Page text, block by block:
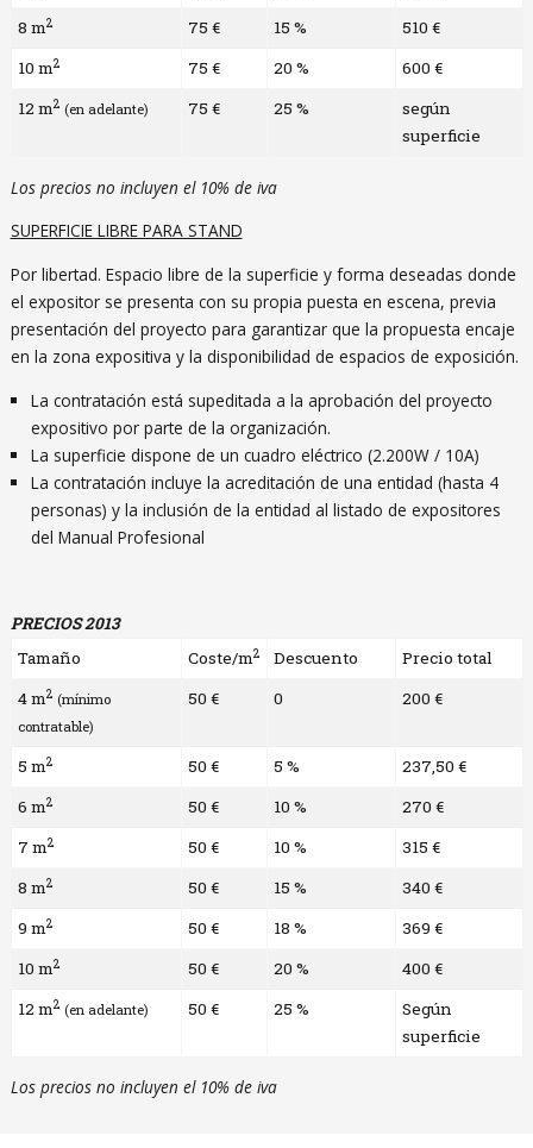
8 m2 75 € 15 %
510 €
10 m2 75 € 20 %
600 €
12 m2 (en adelante) 75 € 25 %
según
superficie
Los precios no incluyen el 10% de iva
SUPERFICIE LIBRE PARA STAND
Por libertad. Espacio libre de la superficie y forma deseadas donde
el expositor se presenta con su propia puesta en escena, previa
presentación del proyecto para garantizar que la propuesta encaje
en la zona expositiva y la disponibilidad de espacios de exposición.
La contratación está supeditada a la aprobación del proyecto
expositivo por parte de la organización.
La superficie dispone de un cuadro eléctrico (2.200W / 10A)
La contratación incluye la acreditación de una entidad (hasta 4
personas) y la inclusión de la entidad al listado de expositores
del Manual Profesional
PRECIOS 2013
Tamaño
Coste/m2 Descuento
Precio total
4 m2 (mínimo
contratable)
50 € 0 200 €
5 m2 50 € 5 %
237,50 €
6 m2 50 € 10 %
270 €
7 m2 50 € 10 %
315 €
8 m2 50 € 15 %
340 €
9 m2 50 € 18 %
369 €
10 m2 50 € 20 %
400 €
12 m2 (en adelante) 50 € 25 %
Según
superficie
Los precios no incluyen el 10% de iva